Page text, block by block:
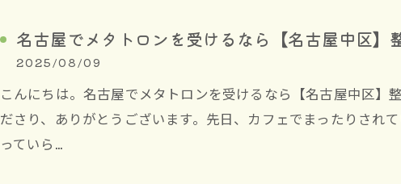
名古屋でメタトロンを受けるなら【名古屋中区】
2025/08/09
こんにちは。名古屋でメタトロンを受けるなら【名古屋中区】
ださり、ありがとうございます。先日、カフェでまったりされ
っていら…